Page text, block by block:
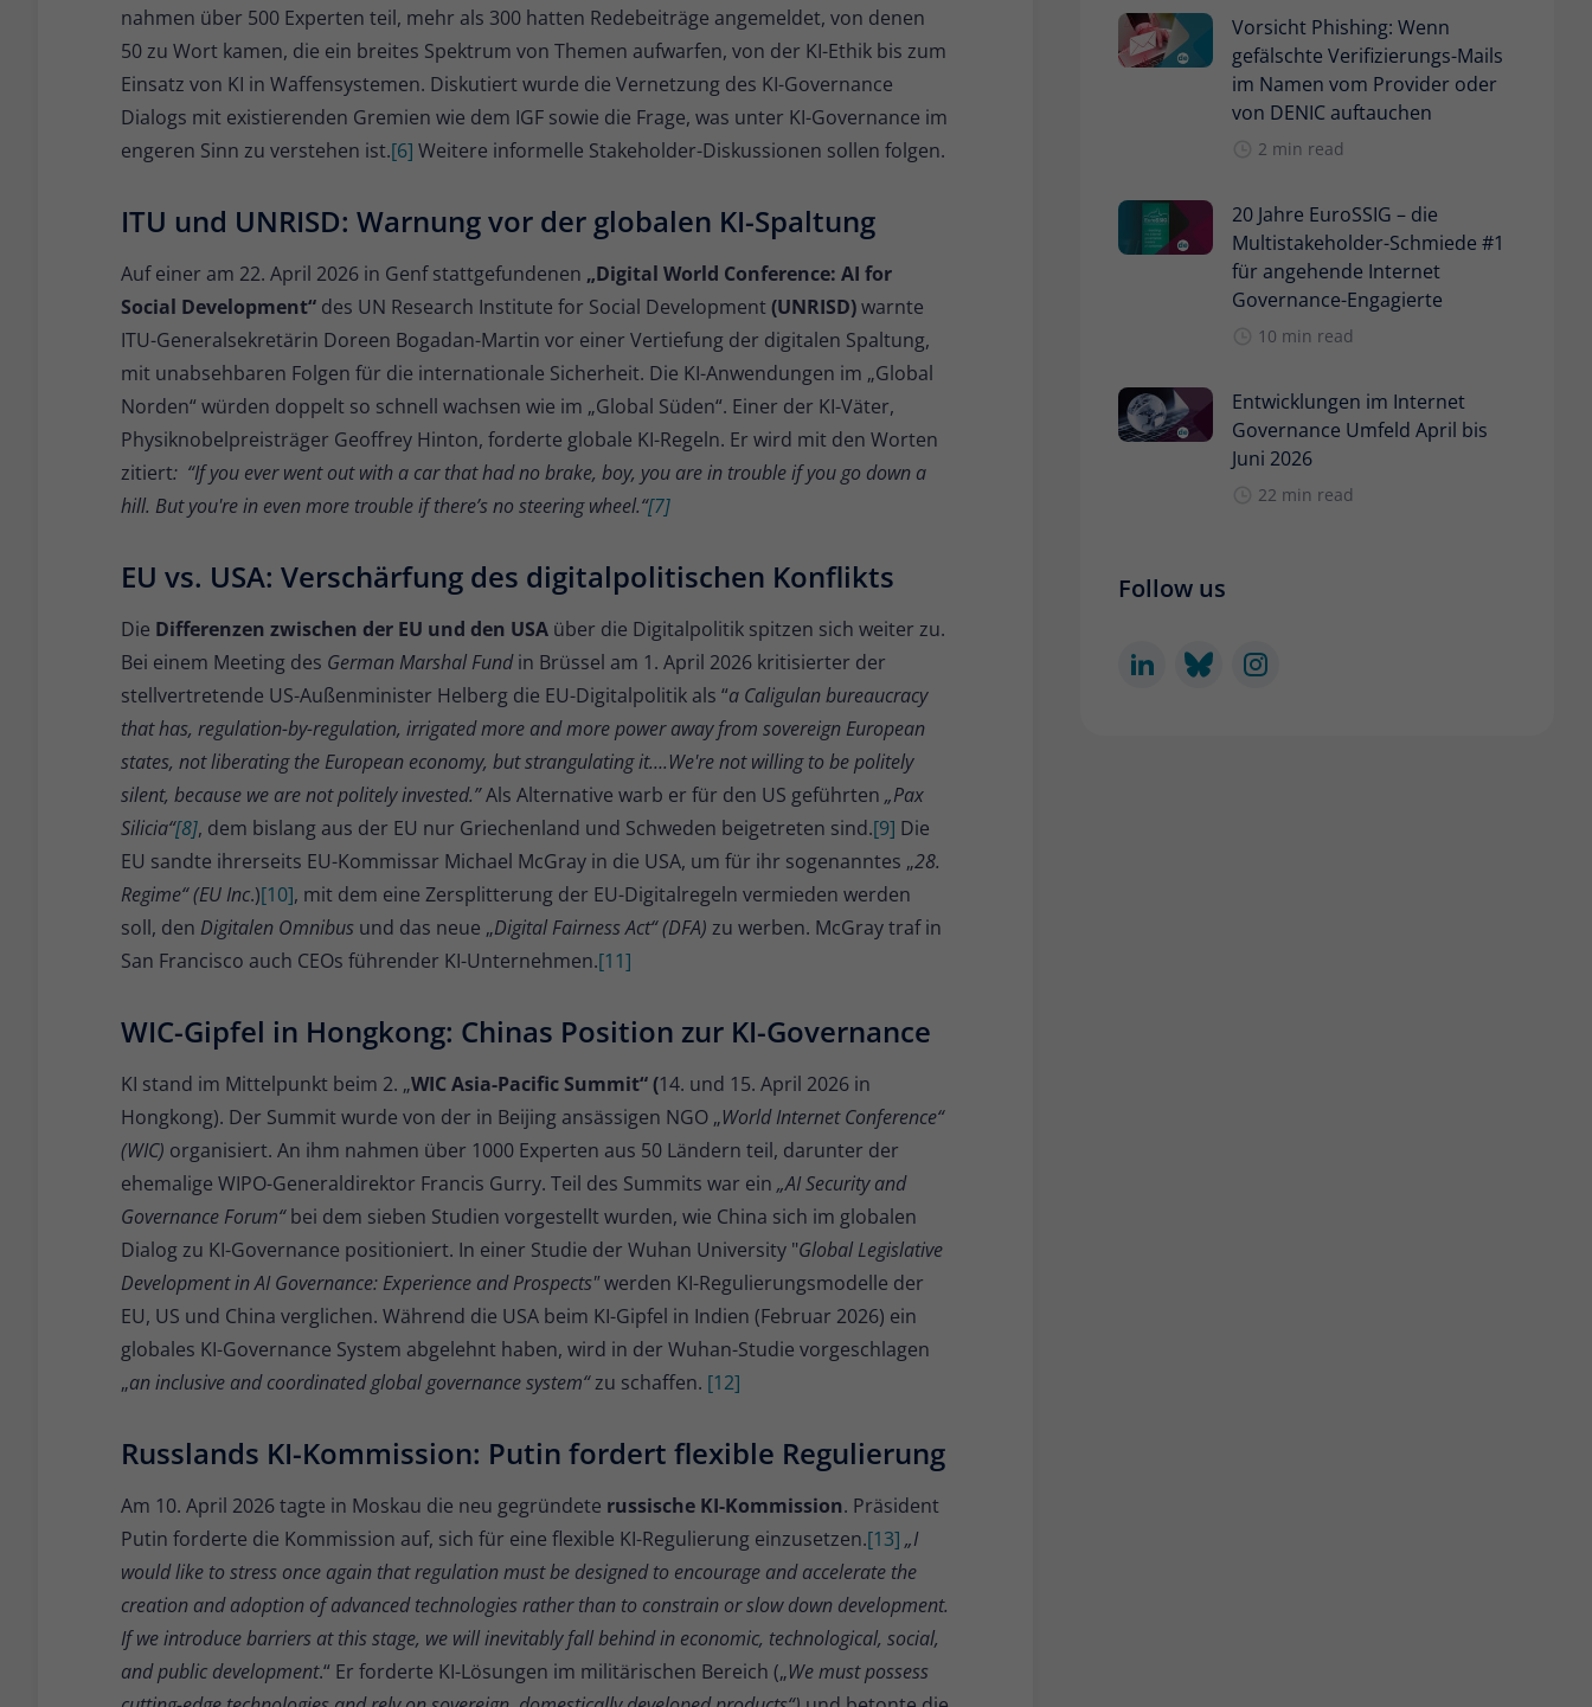
nahmen über 500 Experten teil, mehr als 300 hatten Redebeiträge angemeldet, von denen
50 zu Wort kamen, die ein breites Spektrum von Themen aufwarfen, von der KI-Ethik bis zum
Einsatz von KI in Waffensystemen. Diskutiert wurde die Vernetzung des KI-Governance
Dialogs mit existierenden Gremien wie dem IGF sowie die Frage, was unter KI-Governance im
engeren Sinn zu verstehen ist.[6] Weitere informelle Stakeholder-Diskussionen sollen folgen.
ITU und UNRISD: Warnung vor der globalen KI-Spaltung
Auf einer am 22. April 2026 in Genf stattgefundenen „Digital World Conference: AI for
Social Development“ des UN Research Institute for Social Development(UNRISD)warnte
ITU-Generalsekretärin Doreen Bogadan-Martin vor einer Vertiefung der digitalen Spaltung,
mit unabsehbaren Folgen für die internationale Sicherheit. Die KI-Anwendungen im „Global
Norden“ würden doppelt so schnell wachsen wie im „Global Süden“. Einer der KI-Väter,
Physiknobelpreisträger Geoffrey Hinton, forderte globale KI-Regeln. Er wird mit den Worten
zitiert: “If you ever went out with a car that had no brake, boy, you are in trouble if you go down a
hill. But you're in even more trouble if there’s no steering wheel.“[7]
EU vs. USA: Verschärfung des digitalpolitischen Konflikts
Die Differenzen zwischen der EU und den USA über die Digitalpolitik spitzen sich weiter zu.
Bei einem Meeting des German Marshal Fundin Brüssel am 1. April 2026 kritisierter der
stellvertretende US-Außenminister Helberg die EU-Digitalpolitik als “a Caligulan bureaucracy
that has, regulation-by-regulation, irrigated more and more power away from sovereign European
states, not liberating the European economy, but strangulating it….We're not willing to be politely
silent, because we are not politely invested.”Als Alternative warb er für den US geführten „Pax
Silicia“[8], dem bislang aus der EU nur Griechenland und Schweden beigetreten sind.[9] Die
EU sandte ihrerseits EU-Kommissar Michael McGray in die USA, um für ihr sogenanntes „28.
Regime“ (EU Inc.)[10], mit dem eine Zersplitterung der EU-Digitalregeln vermieden werden
soll, den Digitalen Omnibus und das neue „Digital Fairness Act“ (DFA) zu werben. McGray traf in
San Francisco auch CEOs führender KI-Unternehmen.[11]
WIC-Gipfel in Hongkong: Chinas Position zur KI-Governance
KI stand im Mittelpunkt beim 2. „WIC Asia-Pacific Summit“ (14. und 15. April 2026 in
Hongkong). Der Summit wurde von der in Beijing ansässigen NGO „World Internet Conference“
(WIC) organisiert. An ihm nahmen über 1000 Experten aus 50 Ländern teil, darunter der
ehemalige WIPO-Generaldirektor Francis Gurry. Teil des Summits war ein „AI Security and
Governance Forum“bei dem sieben Studien vorgestellt wurden, wie China sich im globalen
Dialog zu KI-Governance positioniert. In einer Studie der Wuhan University "Global Legislative
Development in AI Governance: Experience and Prospects"werden KI-Regulierungsmodelle der
EU, US und China verglichen. Während die USA beim KI-Gipfel in Indien (Februar 2026) ein
globales KI-Governance System abgelehnt haben, wird in der Wuhan-Studie vorgeschlagen
„an inclusive and coordinated global governance system“zu schaffen. [12]
Russlands KI-Kommission: Putin fordert flexible Regulierung
Am 10. April 2026 tagte in Moskau die neu gegründete russische KI-Kommission. Präsident
Putin forderte die Kommission auf, sich für eine flexible KI-Regulierung einzusetzen.[13] „I
would like to stress once again that regulation must be designed to encourage and accelerate the
creation and adoption of advanced technologies rather than to constrain or slow down development.
If we introduce barriers at this stage, we will inevitably fall behind in economic, technological, social,
and public development.“ Er forderte KI-Lösungen im militärischen Bereich („We must possess
Vorsicht Phishing: Wenn
gefälschte Verifizierungs-Mails
im Namen vom Provider oder
von DENIC auftauchen
2 min read
20 Jahre EuroSSIG – die
Multistakeholder-Schmiede #1
für angehende Internet
Governance-Engagierte
10 min read
Entwicklungen im Internet
Governance Umfeld April bis
Juni 2026
22 min read
Follow us